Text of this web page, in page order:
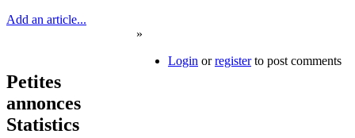
Add an article...
Petites
annonces
Statistics
»
Login orregisterto post comments